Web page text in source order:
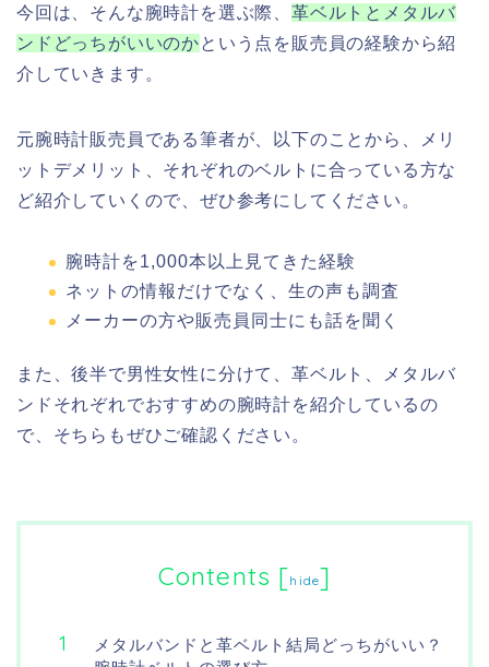
今回は、そんな腕時計を選ぶ際、 革ベルトとメタルバ
ンドどっちがいいのかという点を販売員の経験から紹
介していきます。
元腕時計販売員である筆者が、以下のことから、メリ
ットデメリット、それぞれのベルトに合っている方な
ど紹介していくので、ぜひ参考にしてください。
腕時計を1,000本以上見てきた経験
ネットの情報だけでなく、生の声も調査
メーカーの方や販売員同士にも話を聞く
また、後半で男性女性に分けて、革ベルト、メタルバ
ンドそれぞれでおすすめの腕時計を紹介しているの
で、そちらもぜひご確認ください。
Contents [hide]
メタルバンドと革ベルト結局どっちがいい？